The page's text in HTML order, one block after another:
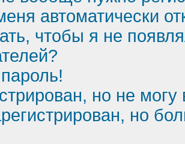
автоматически
чтобы я не
но не могу
но